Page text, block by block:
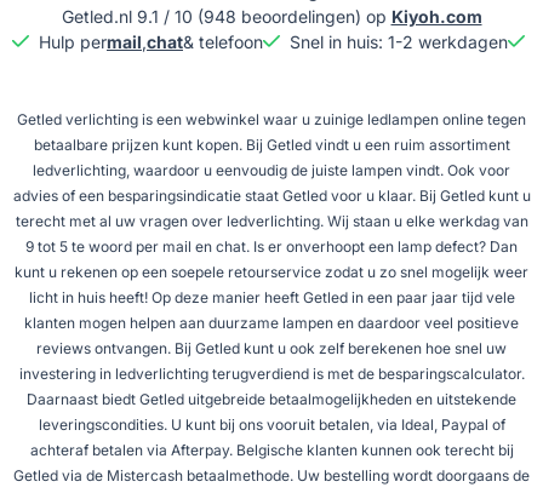
Getled.nl 9.1 / 10 (948 beoordelingen) op Kiyoh.com
Hulp permail,chat& telefoon Snel in huis: 1-2 werkdagen
Getled verlichting is een webwinkel waar u zuinige ledlampen online tegen
betaalbare prijzen kunt kopen. Bij Getled vindt u een ruim assortiment
ledverlichting, waardoor u eenvoudig de juiste lampen vindt. Ook voor
advies of een besparingsindicatie staat Getled voor u klaar. Bij Getled kunt u
terecht met al uw vragen over ledverlichting. Wij staan u elke werkdag van
9 tot 5 te woord per mail en chat. Is er onverhoopt een lamp defect? Dan
kunt u rekenen op een soepele retourservice zodat u zo snel mogelijk weer
licht in huis heeft! Op deze manier heeft Getled in een paar jaar tijd vele
klanten mogen helpen aan duurzame lampen en daardoor veel positieve
reviews ontvangen. Bij Getled kunt u ook zelf berekenen hoe snel uw
investering in ledverlichting terugverdiend is met de besparingscalculator.
Daarnaast biedt Getled uitgebreide betaalmogelijkheden en uitstekende
leveringscondities. U kunt bij ons vooruit betalen, via Ideal, Paypal of
achteraf betalen via Afterpay. Belgische klanten kunnen ook terecht bij
Getled via de Mistercash betaalmethode. Uw bestelling wordt doorgaans de